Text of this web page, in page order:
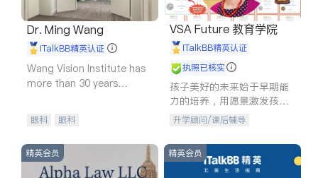
Dr. Ming Wang
iTalkBB精英认证
Wang Vision Institute has
more than 30 years
眼科 眼科
VSA Future 教育学院
iTalkBB精英认证
执照已核实
孩子美好的未来始于早期能
力的培养，用愿景激发孩子
的学习潜力和动力。理念：
拥有成长型心态是成功的基
石。
升学顾问/课后辅导
精英会员 精英会员